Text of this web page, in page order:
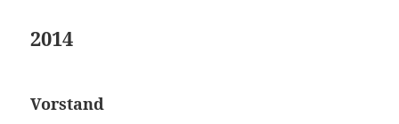
2014
Vorstand